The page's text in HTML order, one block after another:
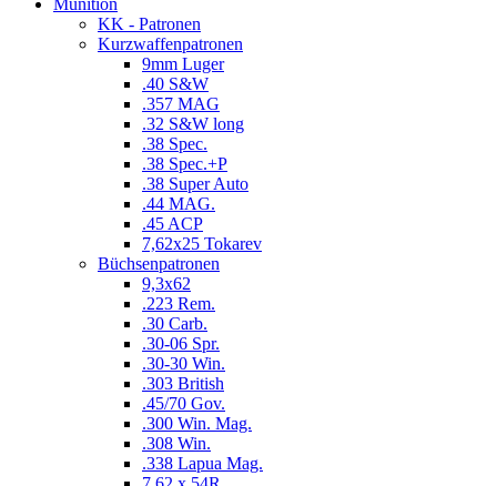
KK - Patronen
Kurzwaffenpatronen
9mm Luger
.40 S&W
.357 MAG
.32 S&W long
.38 Spec.
.38 Spec.+P
.38 Super Auto
.44 MAG.
.45 ACP
7,62x25 Tokarev
Büchsenpatronen
9,3x62
.223 Rem.
.30 Carb.
.30-06 Spr.
.30-30 Win.
.303 British
.45/70 Gov.
.300 Win. Mag.
.308 Win.
.338 Lapua Mag.